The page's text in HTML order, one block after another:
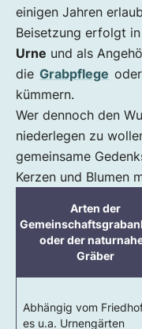
einigen Jahren
Beisetzung erfolgt
Urne und als
die Grabpflege
kümmern.
Wer dennoch den
niederlegen zu
gemeinsame
Kerzen und Blumen
Arten der
oder der
Gräber
Abhängig vom
es u.a. Urnengärten